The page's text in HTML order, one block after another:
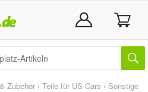
Zubehör › Teile für US-Cars › Sonstige